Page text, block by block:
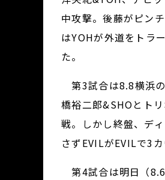
中攻撃。後藤がピン
はYOHが外道をトラ
た。
第3試合は8.8横浜
橋裕二郎&SHOとト
戦。しかし終盤、デ
さずEVILがEVILで3
第4試合は明日（